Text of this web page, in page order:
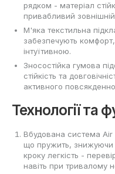
рядком - матеріал
привабливий
М'яка текстильна
забезпечують
інтуїтивною.
Зносостійка гумова
стійкість та
активного
Технології та
Вбудована система
що пружить, знижуючи
кроку легкість -
навіть при тривалому